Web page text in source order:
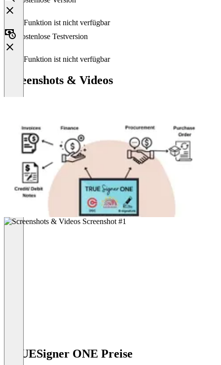
Diese Funktion ist nicht verfügbar
Kostenlose Testversion
Diese Funktion ist nicht verfügbar
Screenshots & Videos
TRUESigner ONE Preise